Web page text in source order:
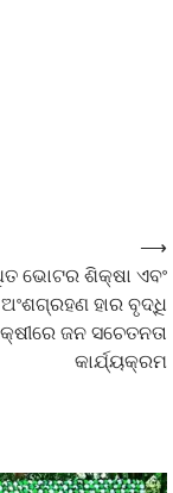
ଭୋଟର ଶିକ୍ଷା ଏବଂ
ଅଂଶଗ୍ରହଣ ହାର ବୃଦ୍ଧି
ଜନ ସଚେତନତା
କାର୍ଯ୍ୟକ୍ରମ
⟶